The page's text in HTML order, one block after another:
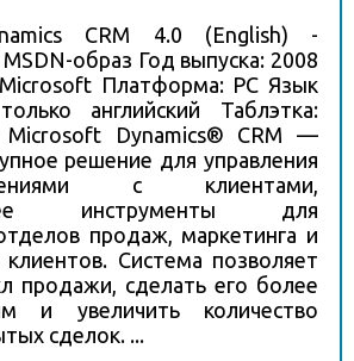
CRM 4.0 (English) -
образ Год выпуска: 2008
Microsoft Платформа: PC Язык
английский Таблэтка:
Microsoft Dynamics® CRM —
решение для управления
с клиентами,
инструменты для
продаж, маркетинга и
клиентов. Система позволяет
продажи, сделать его более
и увеличить количество
сделок. ...